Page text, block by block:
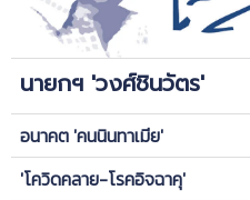
นายกฯ 'วงศ์ชินวัตร'
อนาคต 'คนนินทาเมีย'
'โควิดคลาย-โรคอิจฉาคุ'